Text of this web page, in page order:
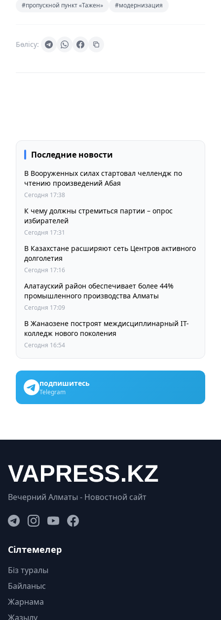
#пропускной пункт «Тажен» #модернизация
Бөлісу:
Последние новости
В Вооруженных силах стартовал челлендж по
чтению произведений Абая
Сегодня 17:38
К чему должны стремиться партии – опрос
избирателей
Сегодня 17:31
В Казахстане расширяют сеть Центров активного
долголетия
Сегодня 17:16
Алатауский район обеспечивает более 44%
промышленного производства Алматы
Сегодня 17:09
В Жанаозене построят междисциплинарный IT-
колледж нового поколения
Сегодня 16:54
подпишитесь
Telegram
Вечерний Алматы - Новостной сайт
Сілтемелер
Біз туралы
Байланыс
Жарнама
Жазылу